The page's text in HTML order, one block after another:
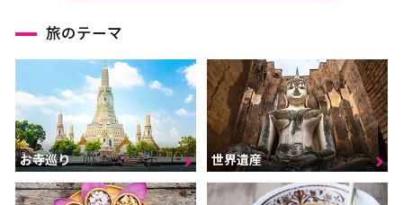
旅のテーマ
お寺巡り 世界遺産